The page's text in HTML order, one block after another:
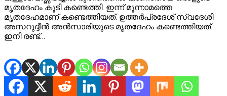
മൃതദേഹം കൂടി കണ്ടെത്തി. ഇന്ന് മൂന്നാമത്തെ
മൃതദേഹമാണ് കണ്ടെത്തിയത്. ഉത്തർപ്രദേശ് സ്വദേശി
അസറുദ്ദീൻ അൻസാരിയുടെ മൃതദേഹം കണ്ടെത്തിയത്.
ഇനി രണ്ട്…